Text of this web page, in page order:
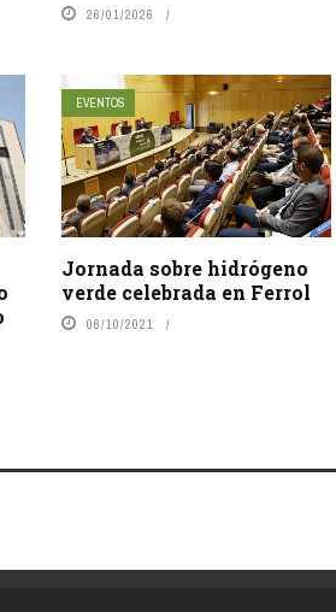
26/01/2026
EVENTOS
Jornada sobre hidrógeno
verde celebrada en Ferrol
06/10/2021